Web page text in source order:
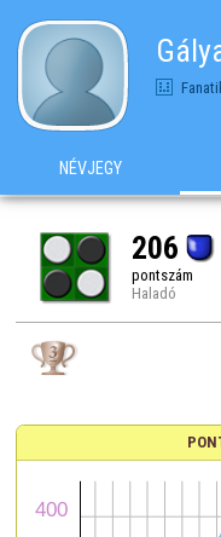
NÉVJEGY
206
pontszám
Haladó